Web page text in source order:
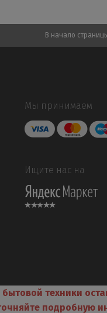
В начало
Мы принимаем
Ищите нас на
техники
подробную